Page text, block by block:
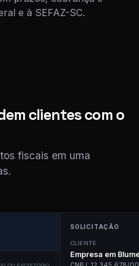
e à SEFAZ-SC.
clientes com o
fiscais em uma
SOLICITAÇÃO
CLIENTE
Empresa em